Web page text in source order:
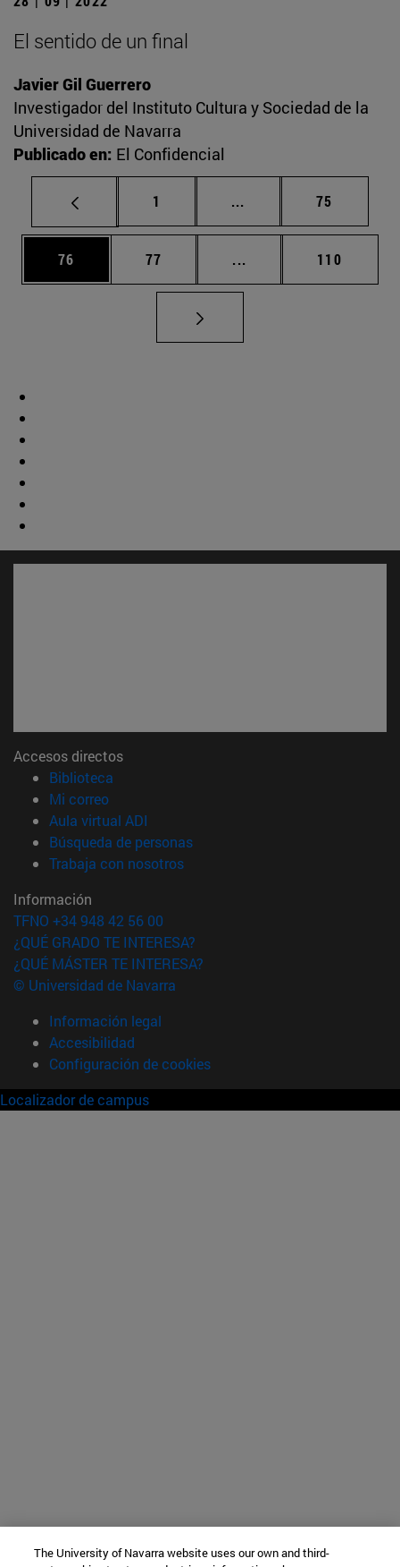
El sentido de un final
Javier Gil Guerrero
Investigador del Instituto Cultura y Sociedad de la
Universidad de Navarra
Publicado en: El Confidencial
Página
1 ... Páginas intermedias
Página
75
Página
76 Página
77 ... Páginas intermedias
Página
110
Accesos directos
Biblioteca
Mi correo(abre en nueva ventana)
Aula virtual ADI
Búsqueda de personas(abre en nueva ventana)
Trabaja con nosotros(abre en nueva ventana)
Información
TFNO +34 948 42 56 00
¿QUÉ GRADO TE INTERESA?
¿QUÉ MÁSTER TE INTERESA?
© Universidad de Navarra
Información legal
Accesibilidad
Configuración de cookies
Localizador de campus
The University of Navarra website uses our own and third-